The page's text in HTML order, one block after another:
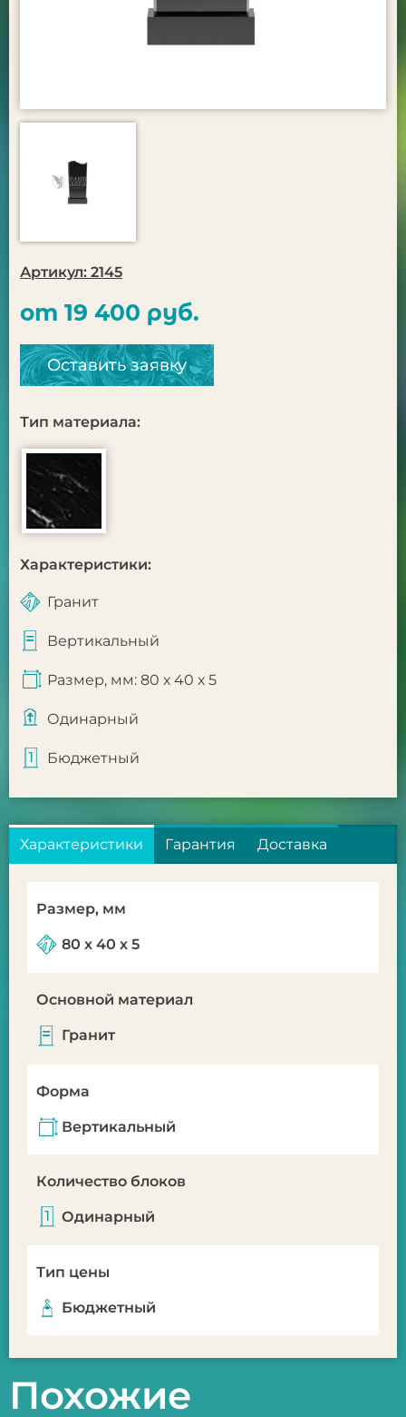
Артикул: 2145
от 19 400 руб.
Оставить заявку
Тип материала:
Характеристики:
Гранит
Вертикальный
Размер, мм: 80 х 40 х 5
Одинарный
Бюджетный
Характеристики Гарантия Доставка
Размер, мм
80 х 40 х 5
Основной материал
Гранит
Форма
Вертикальный
Количество блоков
Одинарный
Тип цены
Бюджетный
Похожие